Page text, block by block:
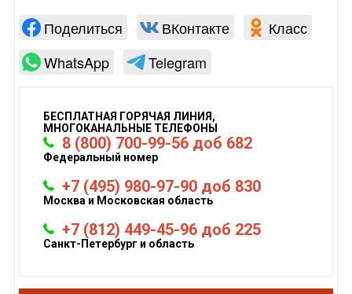
Поделиться ВКонтакте
Класс
WhatsApp
Telegram
БЕСПЛАТНАЯ ГОРЯЧАЯ ЛИНИЯ,
МНОГОКАНАЛЬНЫЕ ТЕЛЕФОНЫ
8 (800) 700-99-56 доб 682
Федеральный номер
+7 (495) 980-97-90 доб 830
Москва и Московская область
+7 (812) 449-45-96 доб 225
Санкт-Петербург и область